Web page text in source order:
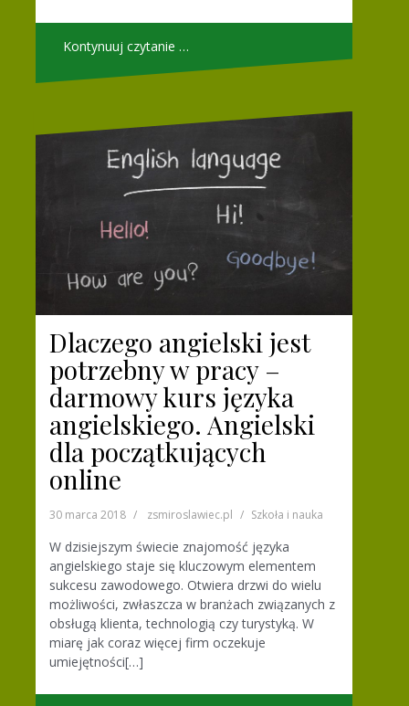
Kontynuuj czytanie …
Dlaczego angielski jest
potrzebny w pracy –
darmowy kurs języka
angielskiego. Angielski
dla początkujących
online
30 marca 2018 zsmiroslawiec.pl Szkoła i nauka
W dzisiejszym świecie znajomość języka
angielskiego staje się kluczowym elementem
sukcesu zawodowego. Otwiera drzwi do wielu
możliwości, zwłaszcza w branżach związanych z
obsługą klienta, technologią czy turystyką. W
miarę jak coraz więcej firm oczekuje
umiejętności[…]